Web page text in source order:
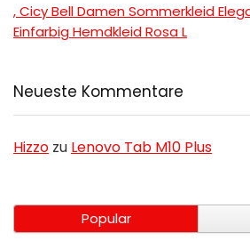
, Cicy Bell Damen Sommerkleid
Einfarbig Hemdkleid Rosa L
Neueste Kommentare
Hizzo zu Lenovo Tab M10 Plus
Popular